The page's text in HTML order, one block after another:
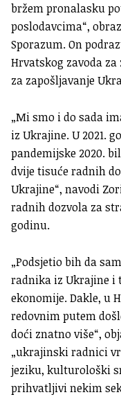
bržem pronalasku
poslodavcima“,
Sporazum. On
Hrvatskog zavoda
za zapošljavanje
„Mi smo i do sada
iz Ukrajine. U 2021.
pandemijske 2020.
dvije tisuće radnih
Ukrajine“, navodi
radnih dozvola za
godinu.
„Podsjetio bih da
radnika iz Ukrajine i
ekonomije. Dakle, u
redovnim putem
doći znatno više“,
„ukrajinski radnici
jeziku, kulturološki
prihvatljivi nekim